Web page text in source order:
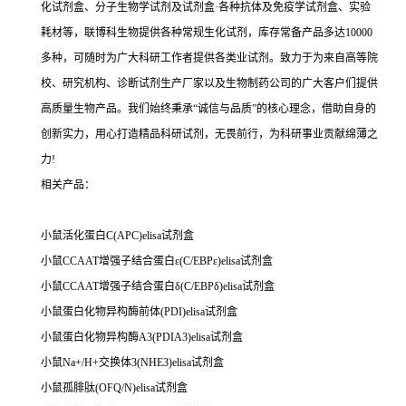
化试剂盒、分子生物学试剂及试剂盒·各种抗体及免疫学试剂盒、实验
耗材等，联博科生物提供各种常规生化试剂，库存常备产品多达10000
多种，可随时为广大科研工作者提供各类业试剂。致力于为来自高等院
校、研究机构、诊断试剂生产厂家以及生物制药公司的广大客户们提供
高质量生物产品。我们始终秉承“诚信与品质”的核心理念，借助自身的
创新实力，用心打造精品科研试剂，无畏前行，为科研事业贡献绵薄之
力!
相关产品：
小鼠活化蛋白C(APC)elisa试剂盒
小鼠CCAAT增强子结合蛋白ε(C/EBPε)elisa试剂盒
小鼠CCAAT增强子结合蛋白δ(C/EBPδ)elisa试剂盒
小鼠蛋白化物异构酶前体(PDI)elisa试剂盒
小鼠蛋白化物异构酶A3(PDIA3)elisa试剂盒
小鼠Na+/H+交换体3(NHE3)elisa试剂盒
小鼠孤腓肽(OFQ/N)elisa试剂盒